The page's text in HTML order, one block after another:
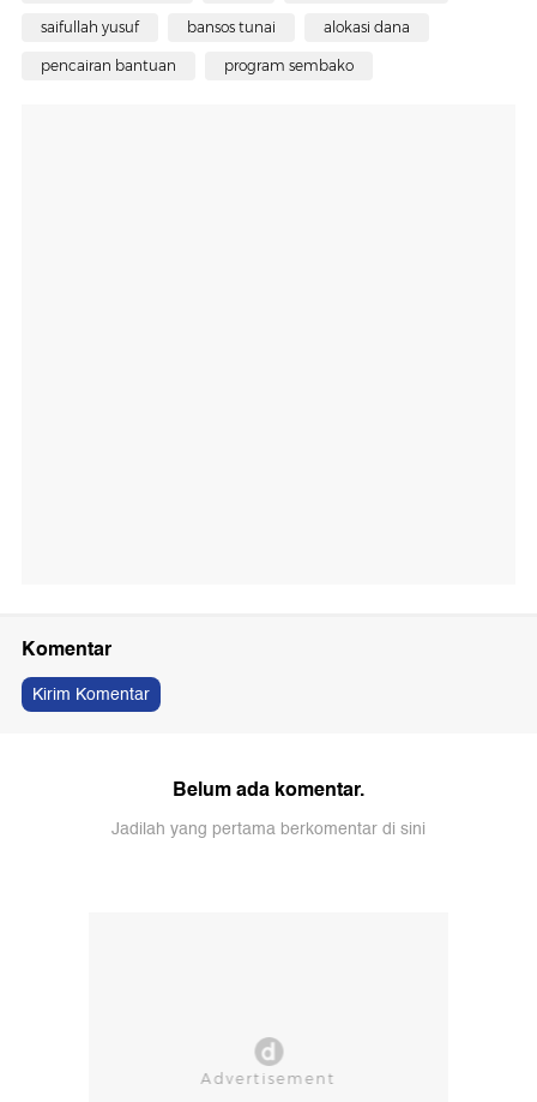
saifullah yusuf bansos tunai alokasi dana
pencairan bantuan program sembako
Komentar
Kirim Komentar
Belum ada komentar.
Jadilah yang pertama berkomentar di sini